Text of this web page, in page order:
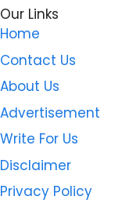
Our Links
Home
Contact Us
About Us
Advertisement
Write For Us
Disclaimer
Privacy Policy